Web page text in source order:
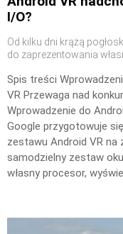
I/O?
Od kilku dni krążą
do zaprezentowania
Spis treści
VR Przewaga nad
Wprowadzenie do
Google przygotowuje
zestawu Android VR na
samodzielny zestaw
własny procesor,